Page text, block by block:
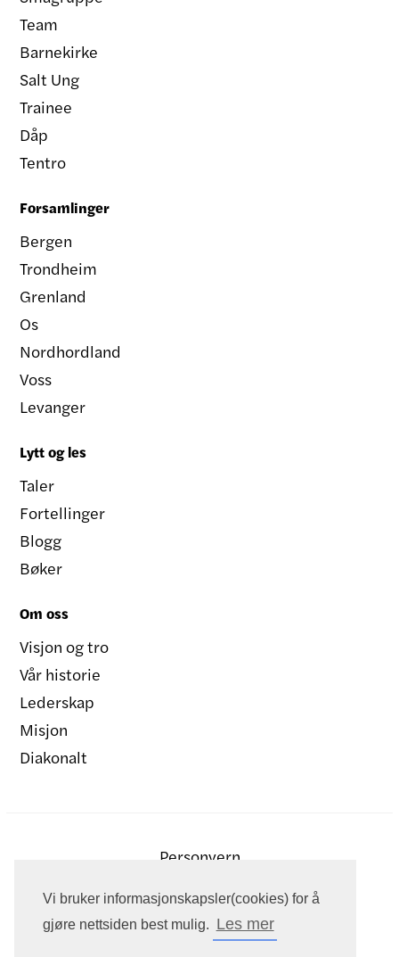
Vi bruker informasjonskapsler(cookies) for å
gjøre nettsiden best mulig. Les mer
Team
Barnekirke
Salt Ung
Trainee
Dåp
Tentro
Forsamlinger
Bergen
Trondheim
Grenland
Os
Nordhordland
Voss
Levanger
Lytt og les
Taler
Fortellinger
Blogg
Bøker
Om oss
Visjon og tro
Vår historie
Lederskap
Misjon
Diakonalt
Personvern